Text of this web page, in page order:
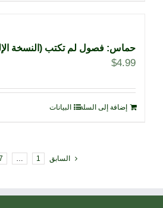
حماس: فصول لم تكتب (النسخة
$4.99
إضافة إلى السلة البيانات
السابق 1
…